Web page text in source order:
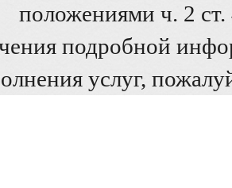
положениями ч. 2
подробной
услуг,